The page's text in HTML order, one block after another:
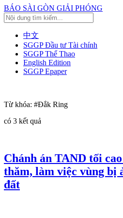
BÁO SÀI GÒN GIẢI PHÓNG
中文
SGGP Đầu tư Tài chính
SGGP Thể Thao
English Edition
SGGP Epaper
Từ khóa: #Đắk Ring
có 3 kết quả
Chánh án TAND tối
thăm, làm việc vùng bị
đất